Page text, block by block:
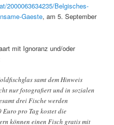
2000063634235/Belgisches-
Gaeste, am 5. September
mit Ignoranz und/oder
samt dem Hinweis
nur fotografiert und in sozialen
drei Fische werden
pro Tag kostet die
können einen Fisch gratis mit